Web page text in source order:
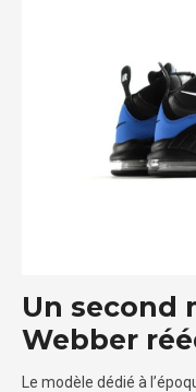
Un second
Webber
Le modèle dédié à